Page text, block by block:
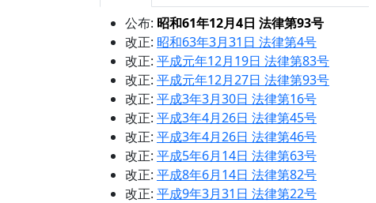
公布: 昭和61年12月4日 法律第93号
改正: 昭和63年3月31日 法律第4号
改正: 平成元年12月19日 法律第83号
改正: 平成元年12月27日 法律第93号
改正: 平成3年3月30日 法律第16号
改正: 平成3年4月26日 法律第45号
改正: 平成3年4月26日 法律第46号
改正: 平成5年6月14日 法律第63号
改正: 平成8年6月14日 法律第82号
改正: 平成9年3月31日 法律第22号